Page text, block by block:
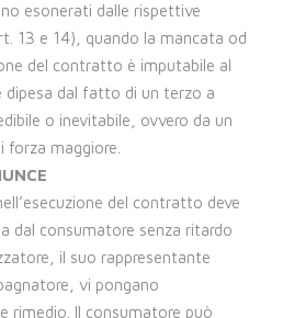
esonerati dalle rispettive
13 e 14), quando la mancata od
del contratto è imputabile al
dipesa dal fatto di un terzo a
o inevitabile, ovvero da un
maggiore.
del contratto deve
dal consumatore senza ritardo
il suo rappresentante
vi pongano
rimedio. Il consumatore può